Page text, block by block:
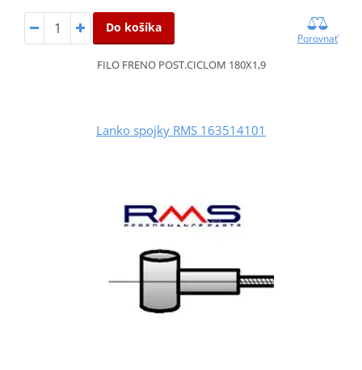
Do košíka
Porovnať
FILO FRENO POST.CICLOM 180X1,9
Lanko spojky RMS 163514101